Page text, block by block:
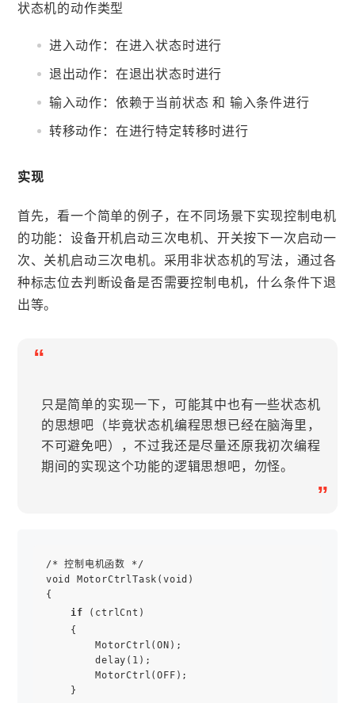
状态机的动作类型
进入动作：在进入状态时进行
退出动作：在退出状态时进行
输入动作：依赖于当前状态 和 输入条件进行
转移动作：在进行特定转移时进行
实现
首先，看一个简单的例子，在不同场景下实现控制电机
的功能：设备开机启动三次电机、开关按下一次启动一
次、关机启动三次电机。采用非状态机的写法，通过各
种标志位去判断设备是否需要控制电机，什么条件下退
出等。
“
只是简单的实现一下，可能其中也有一些状态机
的思想吧（毕竟状态机编程思想已经在脑海里，
不可避免吧），不过我还是尽量还原我初次编程
期间的实现这个功能的逻辑思想吧，勿怪。
”
/* 控制电机函数 */
void MotorCtrlTask(void)
{
if (ctrlCnt)
{
MotorCtrl(ON);
delay(1);
MotorCtrl(OFF);
}